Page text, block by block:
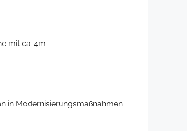
mit ca. 4m
in Modernisierungsmaßnahmen